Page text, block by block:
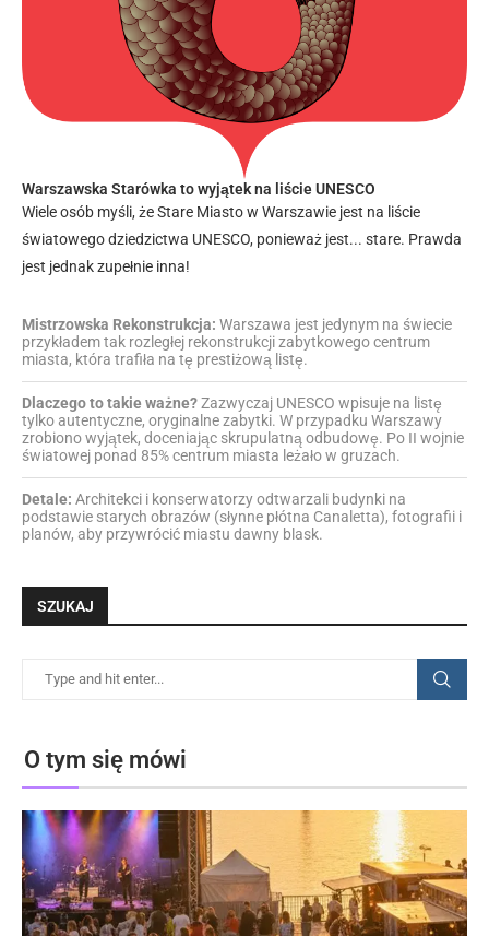
Warszawska Starówka to wyjątek na liście UNESCO
Wiele osób myśli, że Stare Miasto w Warszawie jest na liście
światowego dziedzictwa UNESCO, ponieważ jest... stare. Prawda
jest jednak zupełnie inna!
Mistrzowska Rekonstrukcja: Warszawa jest jedynym na świecie
przykładem tak rozległej rekonstrukcji zabytkowego centrum
miasta, która trafiła na tę prestiżową listę.
Dlaczego to takie ważne?Zazwyczaj UNESCO wpisuje na listę
tylko autentyczne, oryginalne zabytki. W przypadku Warszawy
zrobiono wyjątek, doceniając skrupulatną odbudowę. Po II wojnie
światowej ponad 85% centrum miasta leżało w gruzach.
Detale: Architekci i konserwatorzy odtwarzali budynki na
podstawie starych obrazów (słynne płótna Canaletta), fotografii i
planów, aby przywrócić miastu dawny blask.
SZUKAJ
O tym się mówi